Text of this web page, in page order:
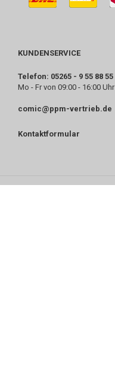
KUNDENSERVICE
Telefon: 05265 - 9 55 88 55
Mo - Fr von 09:00 - 16:00 Uhr
comic@ppm-vertrieb.de
Kontaktformular